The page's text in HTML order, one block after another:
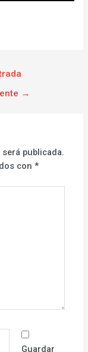
→
publicada.
con*
Guardar